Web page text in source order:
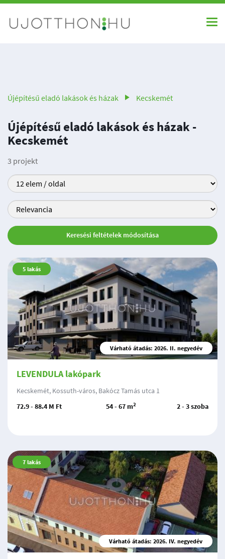
Újépítésű eladó lakások és házak Kecskemét
Újépítésű eladó lakások és házak -
Kecskemét
3 projekt
Keresési feltételek módosítása
5 lakás
Várható átadás: 2026. II. negyedév
LEVENDULA lakópark
Kecskemét, Kossuth-város, Bakócz Tamás utca 1
72.9 - 88.4 M Ft
54 - 67 m2 2 - 3 szoba
7 lakás
Várható átadás: 2026. IV. negyedév